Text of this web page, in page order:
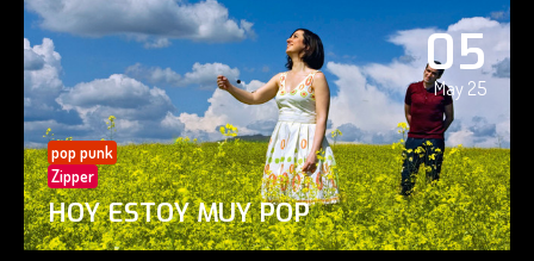
05
May 25
pop punk
Zipper
HOY ESTOY MUY POP